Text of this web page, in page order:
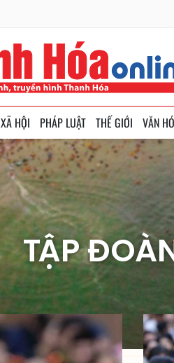
XÃ HỘI PHÁP LUẬT THẾ GIỚI VĂN
TẬP